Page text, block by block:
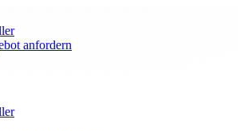
anfordern